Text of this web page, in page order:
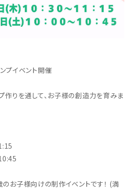
プイベント開催
作りを通して、お子様の創造力を育みま
のお子様向けの制作イベントです！ (満